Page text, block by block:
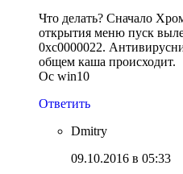
Что делать? Сначало
открытия меню пуск
0xc0000022.
общем каша происходит.
Oc win10
Ответить
Dmitry
09.10.2016 в 05:33